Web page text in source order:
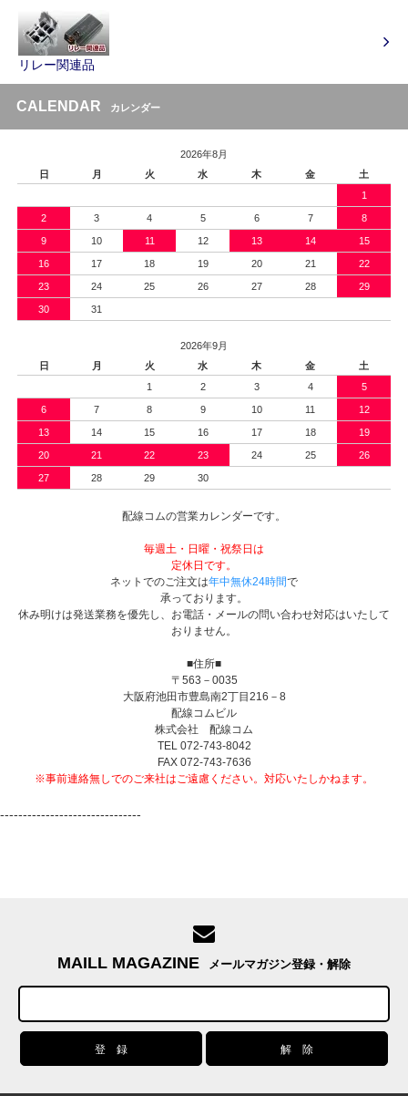
リレー関連品
CALENDAR カレンダー
2026年8月
日
月 火 水 木 金
土
1
2 3 4 5 6 7 8
9 10 11 12 13 14 15
16 17 18 19 20 21 22
23 24 25 26 27 28 29
30 31
2026年9月
日
月 火 水 木 金
土
1
2 3 4 5
6 7 8 9 10 11 12
13 14 15 16 17 18 19
20 21 22 23 24 25 26
27 28 29 30
配線コムの営業カレンダーです。
毎週土・日曜・祝祭日は
定休日です。
ネットでのご注文は年中無休24時間で
承っております。
休み明けは発送業務を優先し、お電話・メールの問い合わせ対応はいたして
おりません。
■住所■
〒563－0035
大阪府池田市豊島南2丁目216－8
配線コムビル
株式会社 配線コム
TEL 072-743-8042
FAX 072-743-7636
※事前連絡無しでのご来社はご遠慮ください。対応いたしかねます。
-------------------------------
MAILL MAGAZINE メールマガジン登録・解除